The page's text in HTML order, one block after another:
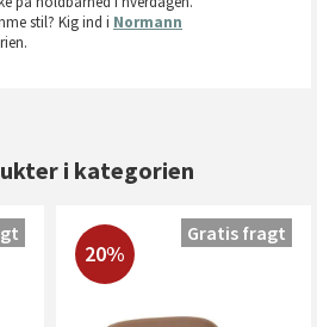
stil? Kig ind i Normann
i kategorien
20%
Gratis fragt